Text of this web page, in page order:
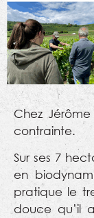
Chez Jérôme
contrainte.
Sur ses 7
en
pratique le
douce qu’il